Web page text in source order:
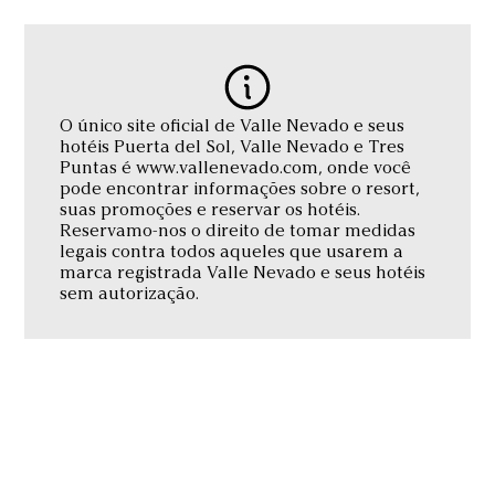
O único site oficial de Valle Nevado e seus
hotéis Puerta del Sol, Valle Nevado e Tres
Puntas é www.vallenevado.com, onde você
pode encontrar informações sobre o resort,
suas promoções e reservar os hotéis.
Reservamo-nos o direito de tomar medidas
legais contra todos aqueles que usarem a
marca registrada Valle Nevado e seus hotéis
sem autorização.